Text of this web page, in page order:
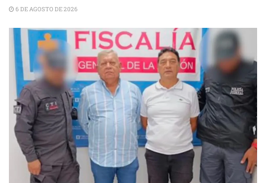
6 DE AGOSTO DE 2026